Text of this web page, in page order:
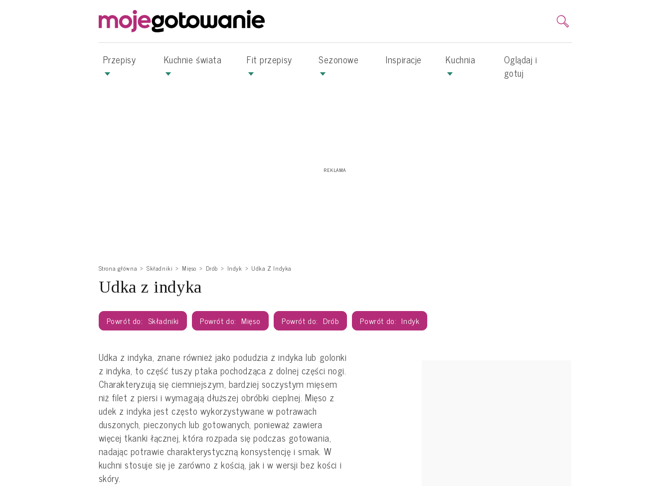
Przepisy Kuchnie świata Fit przepisy Sezonowe Inspiracje Kuchnia
Oglądaj i
gotuj
Strona główna Składniki Mięso Drób Indyk Udka Z Indyka
Udka z indyka
Składniki Mięso Drób Indyk
Udka z indyka, znane również jako podudzia z indyka lub golonki
z indyka, to część tuszy ptaka pochodząca z dolnej części nogi.
Charakteryzują się ciemniejszym, bardziej soczystym mięsem
niż filet z piersi i wymagają dłuższej obróbki cieplnej. Mięso z
udek z indyka jest często wykorzystywane w potrawach
duszonych, pieczonych lub gotowanych, ponieważ zawiera
więcej tkanki łącznej, która rozpada się podczas gotowania,
nadając potrawie charakterystyczną konsystencję i smak. W
kuchni stosuje się je zarówno z kością, jak i w wersji bez kości i
skóry.